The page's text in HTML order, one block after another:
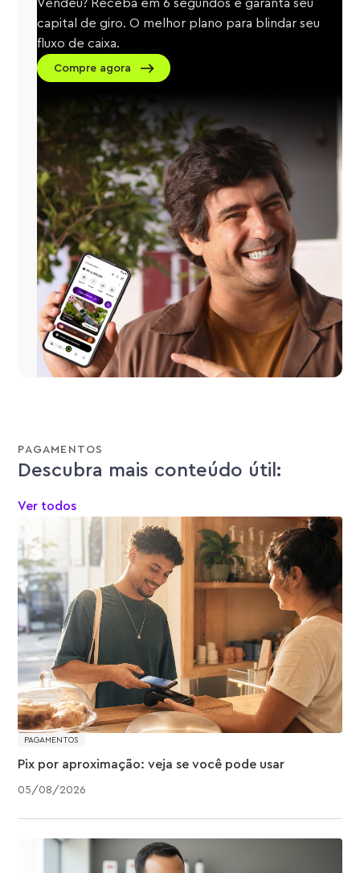
Vendeu? Receba em 6 segundos e garanta seu
capital de giro. O melhor plano para blindar seu
fluxo de caixa.
Compre agora
PAGAMENTOS
Descubra mais conteúdo útil:
Ver todos
PAGAMENTOS
05/08/2026
Pix por aproximação: veja se você pode usar